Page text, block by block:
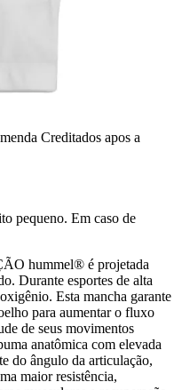
Creditados apos a
pequeno. Em caso de
hummel® é projetada
Durante esportes de alta
Esta mancha garante
para aumentar o fluxo
de seus movimentos
anatômica com elevada
do ângulo da articulação,
maior resistência,